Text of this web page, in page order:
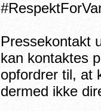
Pressekontakt
kan kontaktes
opfordrer til, at
dermed ikke